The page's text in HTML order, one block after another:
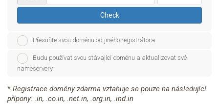
Check
Přesuňte svou doménu od jiného registrátora
Budu používat svou stávající doménu a aktualizovat své
nameservery
* Registrace domény zdarma vztahuje se pouze na následující
přípony: .in, .co.in, .net.in, .org.in, .ind.in